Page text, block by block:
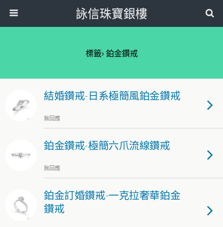
詠信珠寶銀樓
標籤› 鉑金鑽戒
結婚鑽戒-日系極簡風鉑金鑽戒
無回應
鉑金鑽戒-極簡六爪流線鑽戒
無回應
鉑金訂婚鑽戒-一克拉奢華鉑金
鑽戒